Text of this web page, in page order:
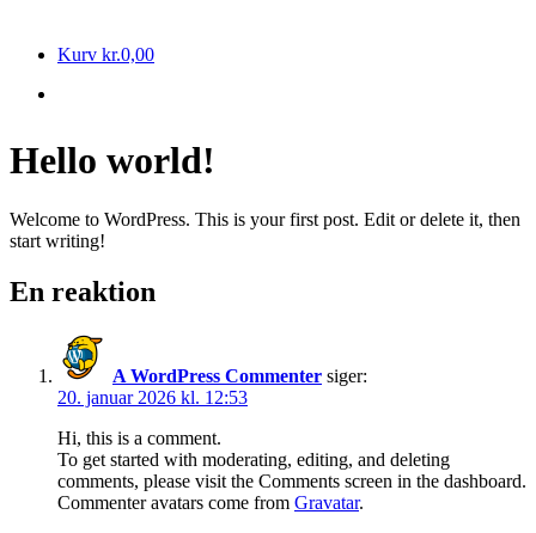
Kurv kr.0,00
Hello world!
Welcome to WordPress. This is your first post. Edit or delete it, then
start writing!
En reaktion
A WordPress Commenter siger:
20. januar 2026 kl. 12:53
Hi, this is a comment.
To get started with moderating, editing, and deleting
comments, please visit the Comments screen in the dashboard.
Commenter avatars come from Gravatar.